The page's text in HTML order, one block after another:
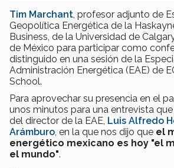
Tim Marchant , profesor adjunto de
Geopolítica Energética de la
Business, de la Universidad de
de México para participar como
distinguido en una sesión de la
Administración Energética (EAE) de
School.
Para aprovechar su presencia en el
unos minutos para una entrevista
del director de la EAE, Luis Alfredo
Arámburo , en la que nos dijo que el
energético mexicano es hoy "el
el mundo".